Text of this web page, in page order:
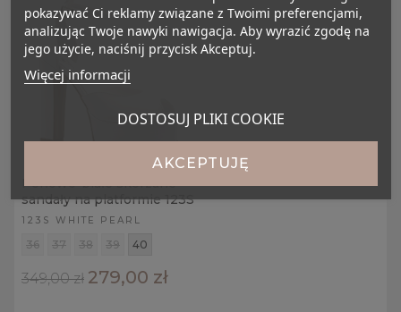
Perłowo-białe skórzane
sandały na platformie 123S
123S WHITE PEARL
36 37 38 39 40
349,00 zł 279,00 zł
pokazywać Ci reklamy związane z Twoimi preferencjami,
analizując Twoje nawyki nawigacja. Aby wyrazić zgodę na
jego użycie, naciśnij przycisk Akceptuj.
Więcej informacji
DOSTOSUJ PLIKI COOKIE
AKCEPTUJĘ